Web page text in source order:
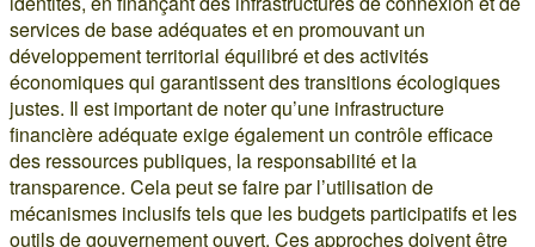
services de base adéquates et en promouvant un
développement territorial équilibré et des activités
économiques qui garantissent des transitions écologiques
justes. Il est important de noter qu’une infrastructure
financière adéquate exige également un contrôle efficace
des ressources publiques, la responsabilité et la
transparence. Cela peut se faire par l’utilisation de
mécanismes inclusifs tels que les budgets participatifs et les
outils de gouvernement ouvert. Ces approches doivent être